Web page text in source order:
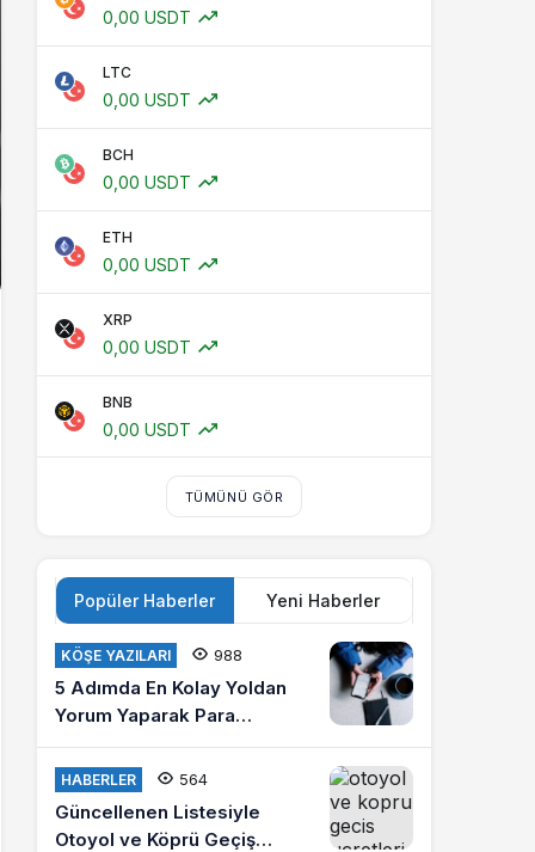
0,00 USDT
LTC
0,00 USDT
BCH
0,00 USDT
ETH
0,00 USDT
XRP
0,00 USDT
BNB
0,00 USDT
TÜMÜNÜ GÖR
Popüler Haberler Yeni Haberler
KÖŞE YAZILARI 988
5 Adımda En Kolay Yoldan
Yorum Yaparak Para
Kazanma
HABERLER 564
Güncellenen Listesiyle
Otoyol ve Köprü Geçiş